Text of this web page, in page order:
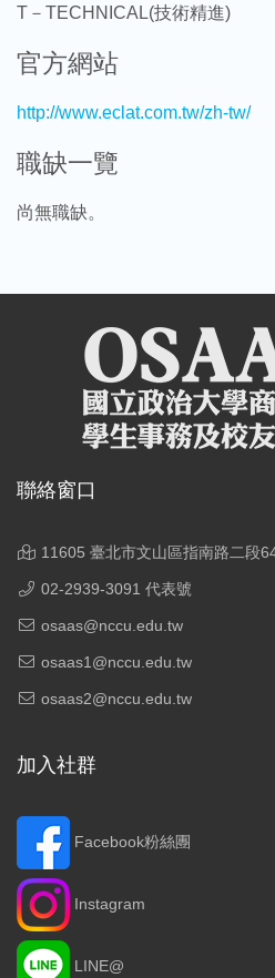
T－TECHNICAL(技術精進)
官方網站
http://www.eclat.com.tw/zh-tw/
職缺一覽
尚無職缺。
聯絡窗口
11605 臺北市文山區指南路二段
02-2939-3091 代表號
osaas@nccu.edu.tw
osaas1@nccu.edu.tw
osaas2@nccu.edu.tw
加入社群
Facebook粉絲團
Instagram
LINE@